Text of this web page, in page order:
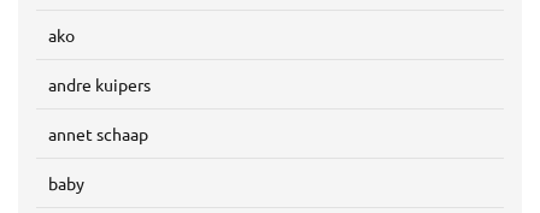
ako
andre kuipers
annet schaap
baby